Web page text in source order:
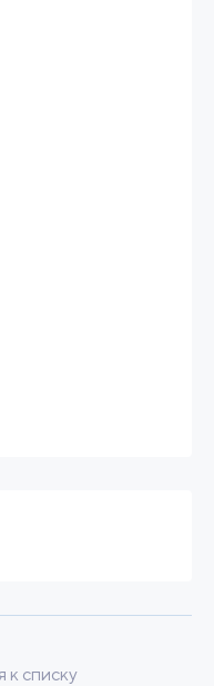
к списку